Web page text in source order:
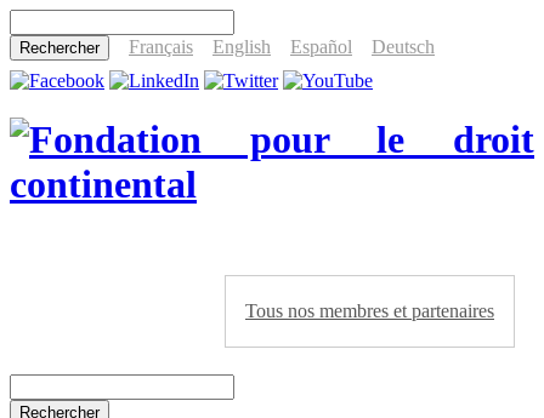
Français English Español Deutsch
Tous nos membres et partenaires